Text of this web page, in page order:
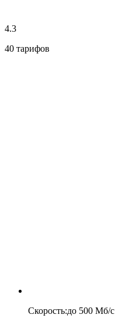
4.3
40 тарифов
Скорость:до 500 Мб/c